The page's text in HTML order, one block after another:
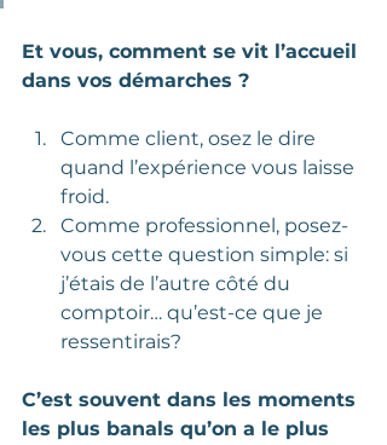
Et vous, comment se vit l’accueil
dans vos démarches ?
Comme client, osez le dire
quand l’expérience vous laisse
froid.
Comme professionnel, posez-
vous cette question simple: si
j’étais de l’autre côté du
comptoir… qu’est-ce que je
ressentirais?
C’est souvent dans les moments
les plus banals qu’on a le plus